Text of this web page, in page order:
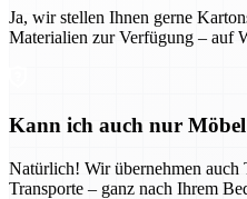
Ja, wir stellen Ihnen gerne
Materialien zur Verfügung – auf
Kann ich auch nur
Natürlich! Wir übernehmen auch
Transporte – ganz nach Ihrem